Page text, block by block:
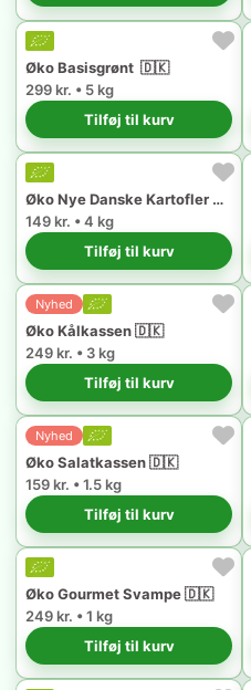
Øko Basisgrønt 🇩🇰
299 kr. • 5 kg
Tilføj til kurv
Øko Nye Danske Kartofler 🇩🇰
149 kr. • 4 kg
Tilføj til kurv
Nyhed
Øko Kålkassen 🇩🇰
249 kr. • 3 kg
Tilføj til kurv
Nyhed
Øko Salatkassen 🇩🇰
159 kr. • 1.5 kg
Tilføj til kurv
Øko Gourmet Svampe 🇩🇰
249 kr. • 1 kg
Tilføj til kurv